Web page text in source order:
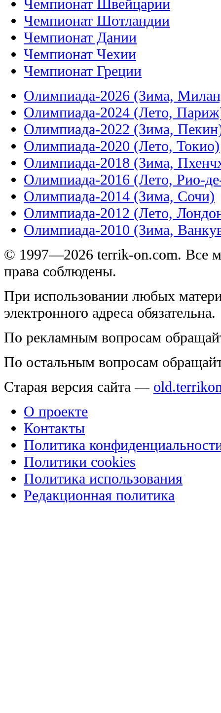
Чемпионат Швейцарии
Чемпионат Шотландии
Чемпионат Дании
Чемпионат Чехии
Чемпионат Греции
Олимпиада-2026 (Зима,
Олимпиада-2024 (Лето,
Олимпиада-2022 (Зима,
Олимпиада-2020 (Лето, Токио)
Олимпиада-2018 (Зима,
Олимпиада-2016 (Лето, Рио-
Олимпиада-2014 (Зима, Сочи)
Олимпиада-2012 (Лето,
Олимпиада-2010 (Зима,
© 1997—2026 terrik-on.com. Все
права соблюдены.
При использовании любых
электронного адреса обязательна.
По рекламным вопросам
По остальным вопросам
Старая версия сайта —
О проекте
Контакты
Политика
Политики cookies
Политика использования
Редакционная политика